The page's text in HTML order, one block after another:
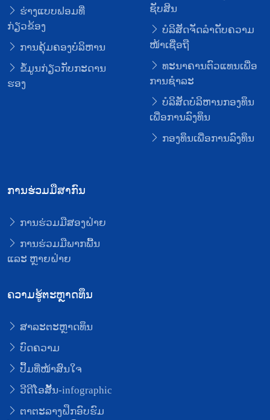
ຮ່າງແບບຟອມທີ່
ກ່ຽວຂ້ອງ
ການຄຸ້ມຄອງບໍລິຫານ
ຂໍ້ມູນກ່ຽວກັບກະດານ
ຮອງ
ຊັບສິນ
ບໍລິສັດຈັດລໍາດັບຄວາມ
ໜ້າເຊື່ອຖື
ທະນາຄານຕົວແທນເພື່ອ
ການຊໍາລະ
ບໍລິສັດບໍລິຫານກອງທຶນ
ເພື່ອການລົງທຶນ
ກອງທຶນເພື່ອການລົງທຶນ
ການຮ່ວມມືສາກົນ
ການຮ່ວມມືສອງຝ່າຍ
ການຮ່ວມມືພາກພື້ນ
ແລະ ຫຼາຍຝ່າຍ
ຄວາມຮູ້ຕະຫຼາດທຶນ
ສາລະຕະຫຼາດທຶນ
ບົດຄວາມ
ປຶ້ມທີ່ໜ້າສົນໃຈ
ວີດີໂອສັ້ນ-infographic
ຕາຕະລາງຝຶກອົບຮົມ